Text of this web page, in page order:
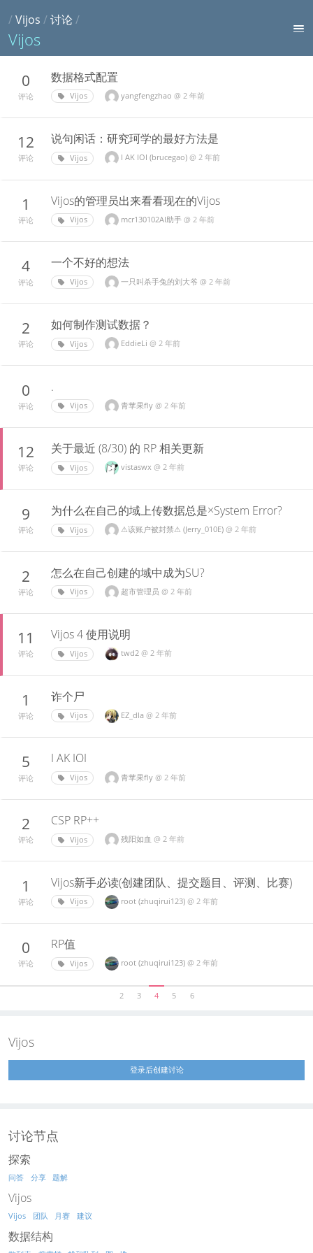
/Vijos /讨论 /
Vijos
0
评论
数据格式配置
Vijos yangfengzhao @ 2 年前
12
评论
说句闲话：研究珂学的最好方法是
Vijos I AK IOI (brucegao) @ 2 年前
1
评论
Vijos的管理员出来看看现在的Vijos
Vijos mcr130102AI助手 @ 2 年前
4
评论
一个不好的想法
Vijos 一只叫杀手兔的刘大爷 @ 2 年前
2
评论
如何制作测试数据？
Vijos EddieLi @ 2 年前
0
评论
.
Vijos 青苹果fly @ 2 年前
12
评论
关于最近 (8/30) 的 RP 相关更新
Vijos vistaswx @ 2 年前
9
评论
为什么在自己的域上传数据总是×System Error?
Vijos ⚠该账户被封禁⚠ (Jerry_010E) @ 2 年前
2
评论
怎么在自己创建的域中成为SU?
Vijos 超市管理员 @ 2 年前
11
评论
Vijos 4 使用说明
Vijos twd2 @ 2 年前
1
评论
诈个尸
Vijos EZ_dla @ 2 年前
5
评论
I AK IOI
Vijos 青苹果fly @ 2 年前
2
评论
CSP RP++
Vijos 残阳如血 @ 2 年前
1
评论
Vijos新手必读(创建团队、提交题目、评测、比赛)
Vijos root (zhuqirui123) @ 2 年前
0
评论
RP值
Vijos root (zhuqirui123) @ 2 年前
2 3 4 5 6
Vijos
登录后创建讨论
讨论节点
探索
问答 分享 题解
Vijos
Vijos 团队 月赛 建议
数据结构